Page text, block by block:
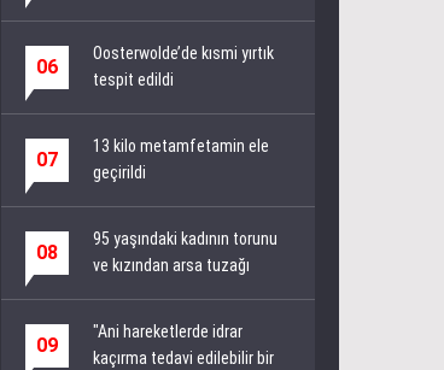
06
Oosterwolde’de kısmi yırtık
tespit edildi
07
13 kilo metamfetamin ele
geçirildi
08
95 yaşındaki kadının torunu
ve kızından arsa tuzağı
09
"Ani hareketlerde idrar
kaçırma tedavi edilebilir bir